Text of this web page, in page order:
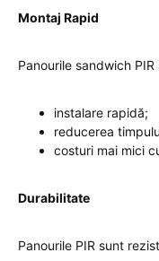
Montaj Rapid
Panourile sandwich
instalare rapidă;
reducerea
costuri mai mici
Durabilitate
Panourile PIR sunt